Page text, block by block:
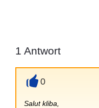
1 Antwort
0
Salut kliba,